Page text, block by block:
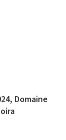
Domaine